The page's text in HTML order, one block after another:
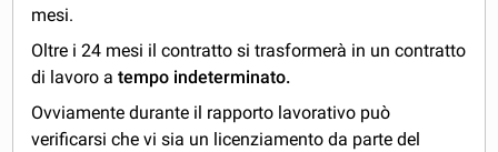
mesi.
Oltre i 24 mesi il contratto si trasformerà in un contratto
di lavoro atempo indeterminato.
Ovviamente durante il rapporto lavorativo può
verificarsi che vi sia un licenziamento da parte del